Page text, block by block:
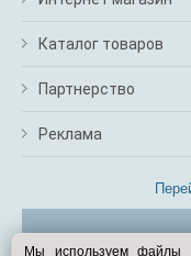
Каталог товаров
Партнерство
Реклама
Мы используем файлы